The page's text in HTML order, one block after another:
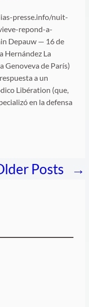
presse.info/nuit-
repond-a-
Depauw — 16 de
Hernández La
Genoveva de París)
a un
Libération (que,
en la defensa
Posts →